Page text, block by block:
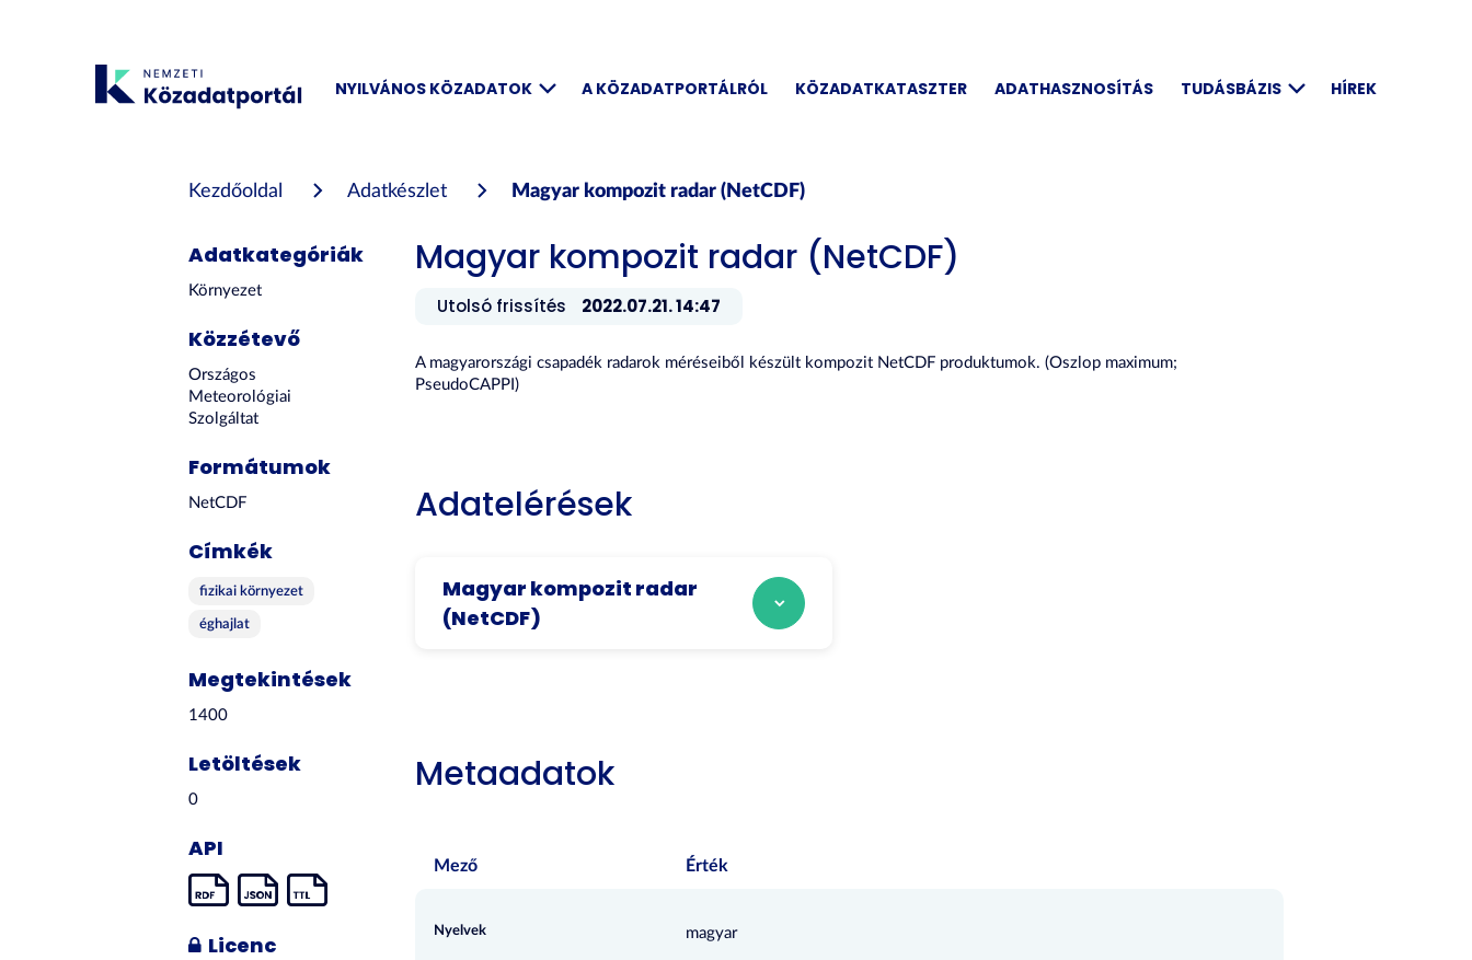
NYILVÁNOS KÖZADATOK A KÖZADATPORTÁLRÓL KÖZADATKATASZTER ADATHASZNOSÍTÁS TUDÁSBÁZIS HÍREK
Kezdőoldal Adatkészlet Magyar kompozit radar (NetCDF)
Adatkategóriák
Környezet
Közzétevő
Országos
Meteorológiai
Szolgáltat
Formátumok
NetCDF
Címkék
fizikai környezet
éghajlat
Megtekintések
1400
Letöltések
0
API
Licenc
Magyar kompozit radar (NetCDF)
Utolsó frissítés 2022.07.21. 14:47
A magyarországi csapadék radarok méréseiből készült kompozit NetCDF produktumok. (Oszlop maximum;
PseudoCAPPI)
Adatelérések
Magyar kompozit radar
(NetCDF)
Metaadatok
Mező Érték
Nyelvek magyar